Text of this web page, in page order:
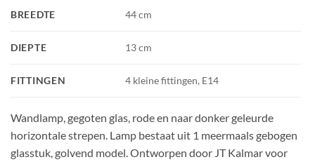
BREEDTE 44 cm
DIEPTE 13 cm
FITTINGEN 4 kleine fittingen, E14
Wandlamp, gegoten glas, rode en naar donker geleurde
horizontale strepen. Lamp bestaat uit 1 meermaals gebogen
glasstuk, golvend model. Ontworpen door JT Kalmar voor